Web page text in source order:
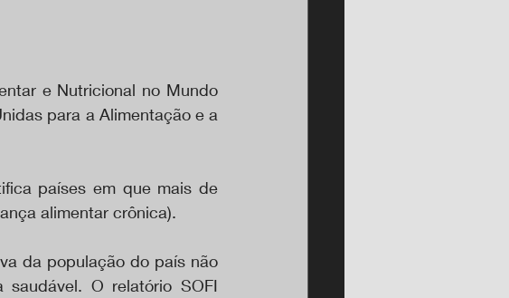
e Nutricional no Mundo
para a Alimentação e a
países em que mais de
alimentar crônica).
da população do país não
O relatório SOFI